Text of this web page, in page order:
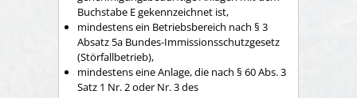
Buchstabe E gekennzeichnet ist,
mindestens ein Betriebsbereich nach § 3
Absatz 5a Bundes-Immissionsschutzgesetz
(Störfallbetrieb),
mindestens eine Anlage, die nach § 60 Abs. 3
Satz 1 Nr. 2 oder Nr. 3 des